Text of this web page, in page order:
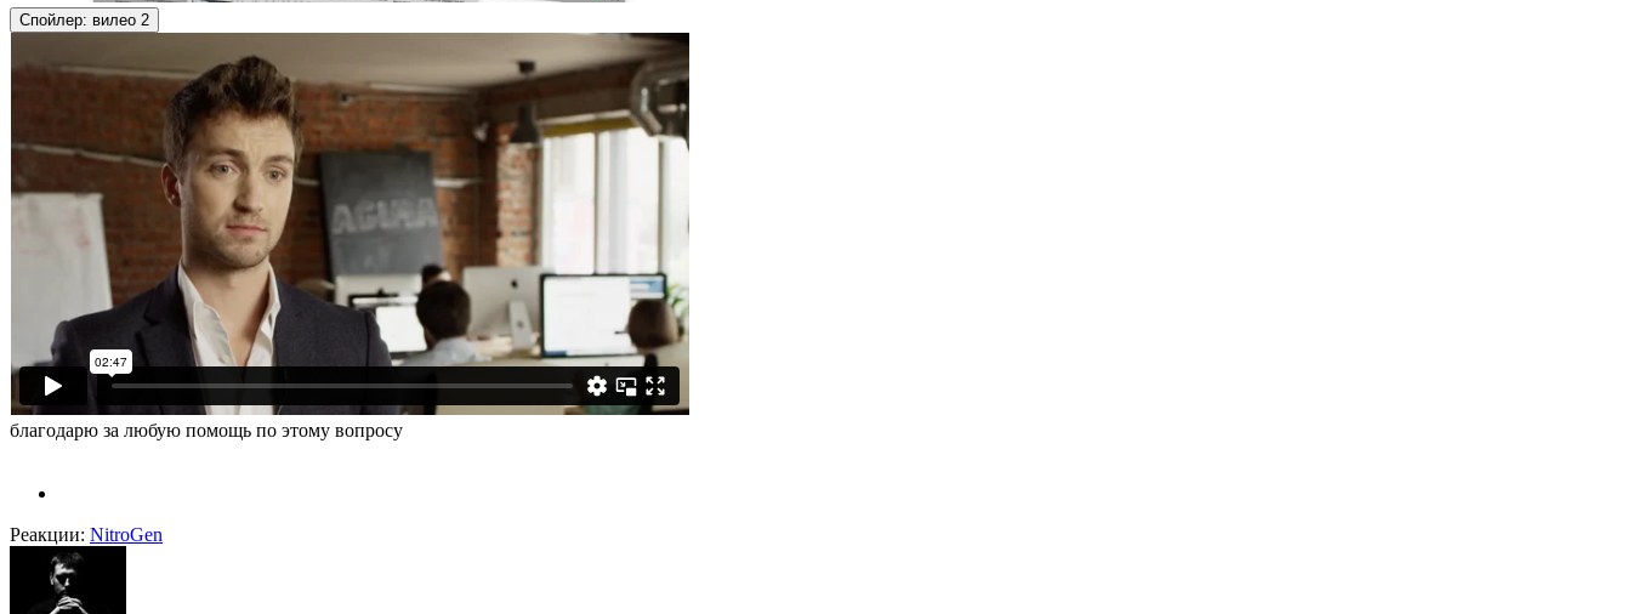
Спойлер: вилео 2
благодарю за любую помощь по этому вопросу
Реакции: NitroGen